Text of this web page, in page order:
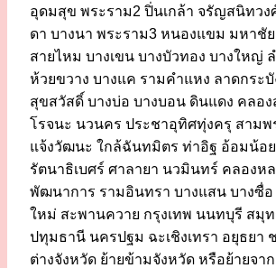
อุดมสุข พระราม2 ปิ่นเกล้า จรัญสนิทวง
ดา บางนา พระราม3 หนองแขม มหาชัย
สายไหม บางเขน บางบัวทอง บางใหญ่
ห้วยขวาง บางแค รามคำแหง ลาดกระ
สุขสวัสดิ์ บางบ่อ บางบอน ดินแดง คลอ
โรจนะ นวนคร ประชาอุทิศทุ่งครุ สามพ
แจ้งวัฒนะ ใกล้ฉันทมิตร ท่าอิฐ อ้อมน้อ
รัตนาธิเบศร์ ศาลายา นวมินทร์ คลองห
พัฒนาการ รามอินทรา บางแสน บางซื่
ใหม่ สะพานควาย กรุงเทพ นนทบุรี สมุท
ปทุมธานี นครปฐม ฉะเชิงเทรา อยุธยา
ต่างจังหวัด ย้ายข้ามจังหวัด หรือย้ายจา